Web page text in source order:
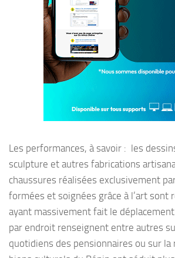
Les performances, à savoir : les
sculpture et autres fabrications
chaussures réalisées exclusivement
formées et soignées grâce à l’art sont
ayant massivement fait le
par endroit renseignent entre autres
quotidiens des pensionnaires ou sur